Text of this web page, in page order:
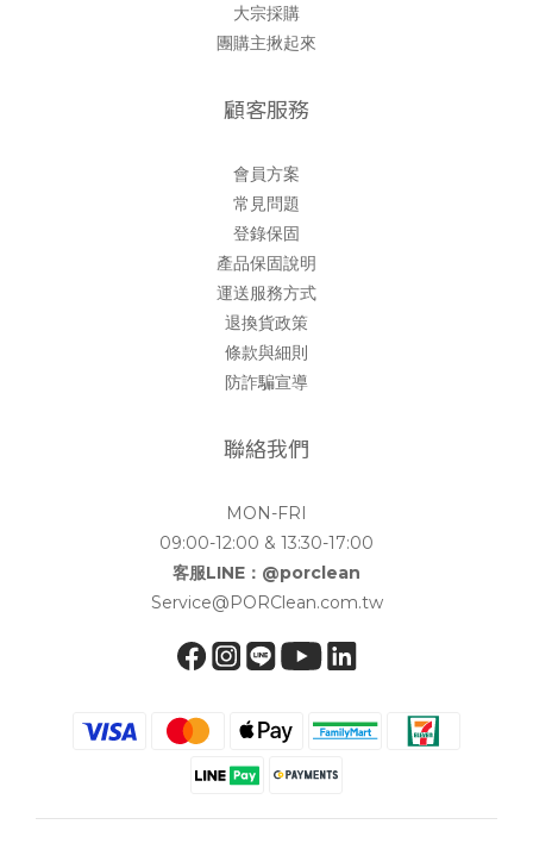
大宗採購
團購主揪起來
顧客服務
會員方案
常見問題
登錄保固
產品保固說明
運送服務方式
退換貨政策
條款與細則
防詐騙宣導
聯絡我們
MON-FRI
09:00-12:00 & 13:30-17:00
客服LINE：@porclean
Service@PORClean.com.tw